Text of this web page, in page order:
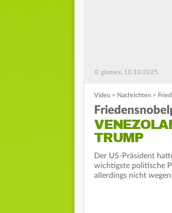
© glomex, 10.10.2025
Video > Nachrichten >
TRUMP
Der US-Präsident
wichtigste politische
allerdings nicht wegen